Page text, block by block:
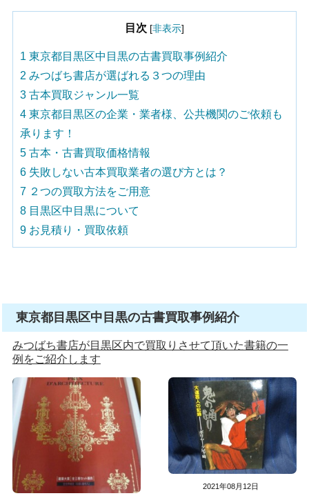
目次 [非表示]
1 東京都目黒区中目黒の古書買取事例紹介
2 みつばち書店が選ばれる３つの理由
3 古本買取ジャンル一覧
4 東京都目黒区の企業・業者様、公共機関のご依頼も
承ります！
5 古本・古書買取価格情報
6 失敗しない古本買取業者の選び方とは？
7 ２つの買取方法をご用意
8 目黒区中目黒について
9 お見積り・買取依頼
東京都目黒区中目黒の古書買取事例紹介
みつばち書店が目黒区内で買取りさせて頂いた書籍の一
例をご紹介します
2021年08月12日